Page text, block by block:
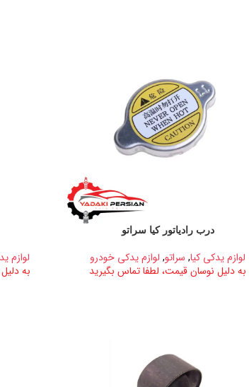
درب رادیاتور کیا سراتو
لوازم یدکی کیا, سراتو, لوازم یدکی خودرو
به دلیل نوسان قیمت، لطفا تماس بگیرید
لوازم
به